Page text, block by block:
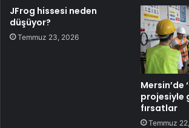
JFrog hissesi neden
düşüyor?
Temmuz 23, 2026
Mersin’de
projesiyle
fırsatlar
Temmuz